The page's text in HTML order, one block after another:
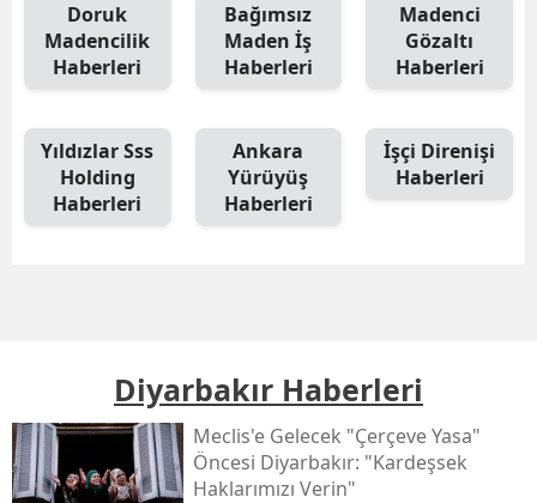
Doruk
Madencilik
Haberleri
Bağımsız
Maden İş
Haberleri
Madenci
Gözaltı
Haberleri
Yıldızlar Sss
Holding
Haberleri
Ankara
Yürüyüş
Haberleri
İşçi Direnişi
Haberleri
Diyarbakır Haberleri
Meclis'e Gelecek "çerçeve Yasa"
Öncesi Diyarbakır: "kardeşsek
Haklarımızı Verin"